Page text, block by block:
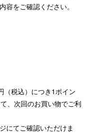
容をご確認ください。
（税込）につき1ポイン
、次回のお買い物でご利
にてご確認いただけま